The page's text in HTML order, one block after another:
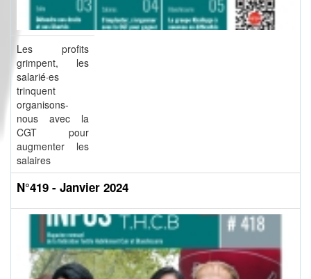
Les profits
grimpent, les
salarié·es
trinquent
organisons-
nous avec la
CGT pour
augmenter les
salaires
N°419 - Janvier 2024